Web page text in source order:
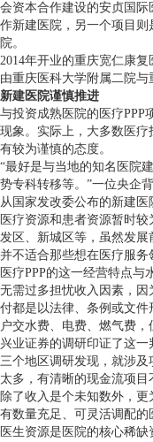
会资本合作建设的安贞国
作新建医院，另一个项目
院。
2014年开业的重庆宽仁康
由重庆医科大学附属二院与
新建医院谨慎推进
与投资成熟医院的医疗PPP
现象。实际上，大多数医
有较为谨慎的态度。
“最好是与当地的知名医院
势专科转移等。”一位央企
从国家发改委公布的新建
医疗资源和患者资源暂时
发区、新城区等，虽然发展
并不适合那些想在医疗服务
医疗PPP的这一经营特点与
无需过多担忧收入因素，
付都是以法律、条例或文件
户交水费、电费、燃气费
兴业证券的调研印证了这
三个地区调研发现，就涉
太多，有清晰的现金流项目
除了收入是个未知数外，
有数量充足、可灵活调配的
医生资源是医院的核心稀